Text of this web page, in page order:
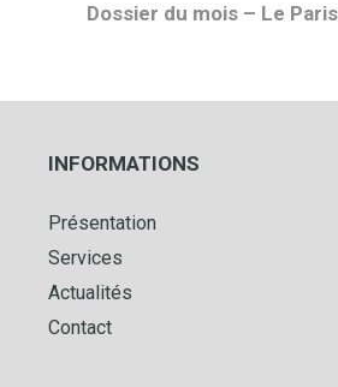
Dossier du mois – Le
INFORMATIONS
Présentation
Services
Actualités
Contact